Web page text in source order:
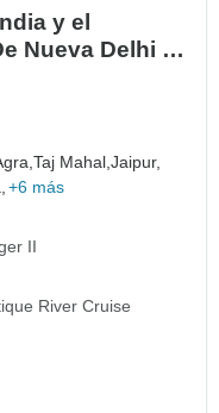
y el
Nueva Delhi a
Taj Mahal,Jaipur,
+6 más
II
River Cruise